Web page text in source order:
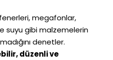
megafonlar,
suyu gibi malzemelerin
denetler.
düzenli ve